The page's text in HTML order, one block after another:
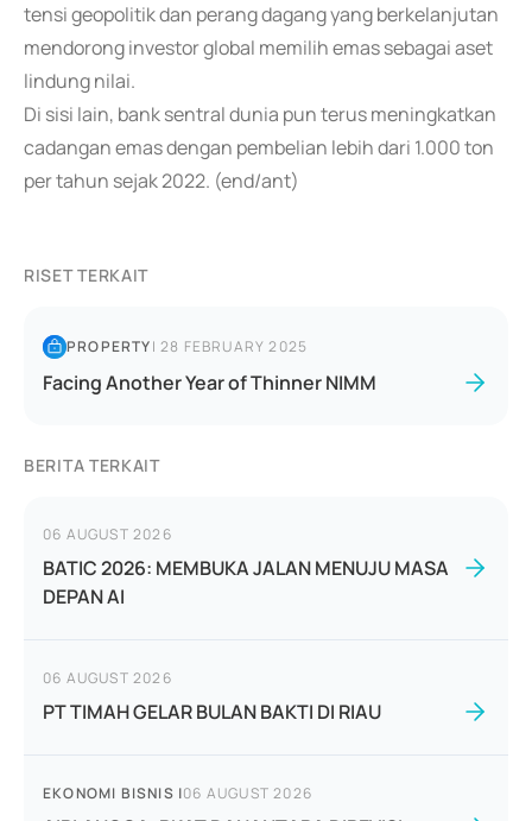
tensi geopolitik dan perang dagang yang berkelanjutan
mendorong investor global memilih emas sebagai aset
lindung nilai.
Di sisi lain, bank sentral dunia pun terus meningkatkan
cadangan emas dengan pembelian lebih dari 1.000 ton
per tahun sejak 2022. (end/ant)
RISET TERKAIT
PROPERTY|28 FEBRUARY 2025
Facing Another Year of Thinner NIMM
BERITA TERKAIT
06 AUGUST 2026
BATIC 2026: MEMBUKA JALAN MENUJU MASA
DEPAN AI
06 AUGUST 2026
PT TIMAH GELAR BULAN BAKTI DI RIAU
EKONOMI BISNIS |06 AUGUST 2026